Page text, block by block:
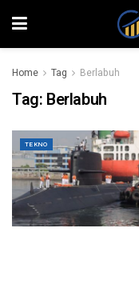
Home Tag Berlabuh
Tag: Berlabuh
TEKNO